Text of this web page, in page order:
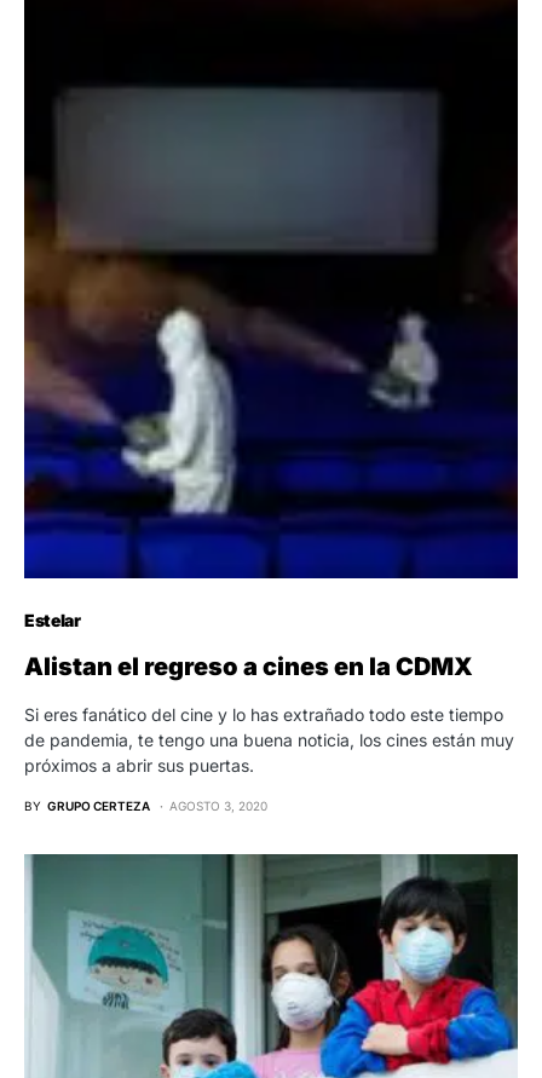
Estelar
Alistan el regreso a cines en la CDMX
Si eres fanático del cine y lo has extrañado todo este tiempo
de pandemia, te tengo una buena noticia, los cines están muy
próximos a abrir sus puertas.
BY GRUPO CERTEZA AGOSTO 3, 2020